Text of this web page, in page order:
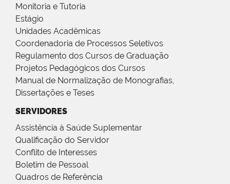
Monitoria e Tutoria
Estágio
Unidades Acadêmicas
Coordenadoria de Processos Seletivos
Regulamento dos Cursos de Graduação
Projetos Pedagógicos dos Cursos
Manual de Normalização de Monografias,
Dissertações e Teses
SERVIDORES
Assistência à Saúde Suplementar
Qualificação do Servidor
Conflito de Interesses
Boletim de Pessoal
Quadros de Referência